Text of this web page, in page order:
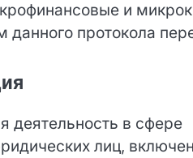
в частности
деятельность в сфере